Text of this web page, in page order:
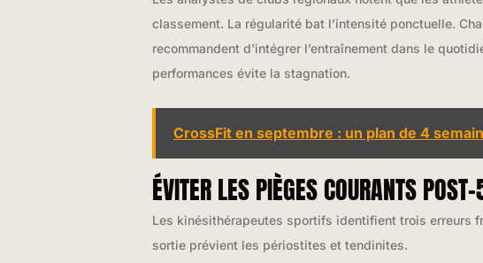
classement. La régularité bat l’intensité ponctuelle.
recommandent d’intégrer l’entraînement dans le
performances évite la stagnation.
CrossFit en septembre : un plan de 4
ÉVITER LES PIÈGES COURANTS
Les kinésithérapeutes sportifs identifient trois erreurs
sortie prévient les périostites et tendinites.